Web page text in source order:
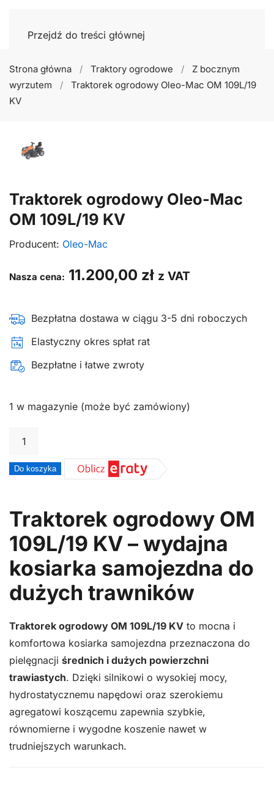
Przejdź do treści głównej
Strona główna Traktory ogrodowe
Z bocznym
wyrzutem
Traktorek ogrodowy Oleo-Mac OM 109L/19
KV
Traktorek ogrodowy Oleo-Mac
OM 109L/19 KV
Producent: Oleo-Mac
Nasza cena: 11.200,00 zł z VAT
Bezpłatna dostawa w ciągu 3-5 dni roboczych
Elastyczny okres spłat rat
Bezpłatne i łatwe zwroty
1 w magazynie (może być zamówiony)
ilość
ogrodowy
109L/19
Do koszyka
Traktorek ogrodowy OM
109L/19 KV – wydajna
kosiarka samojezdna do
dużych trawników
Traktorek ogrodowy OM 109L/19 KV to mocna i
komfortowa kosiarka samojezdna przeznaczona do
pielęgnacji średnich i dużych powierzchni
trawiastych. Dzięki silnikowi o wysokiej mocy,
hydrostatycznemu napędowi oraz szerokiemu
agregatowi koszącemu zapewnia szybkie,
równomierne i wygodne koszenie nawet w
trudniejszych warunkach.